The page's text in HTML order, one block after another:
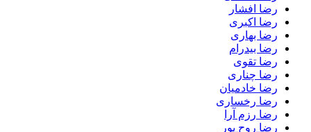
رضا افشار
رضا اکبری
رضا بهاری
رضا بیدرام
رضا تقوی
رضا چناری
رضا خادمیان
رضا رخساری
رضا رزم آرا
رضا روح پور